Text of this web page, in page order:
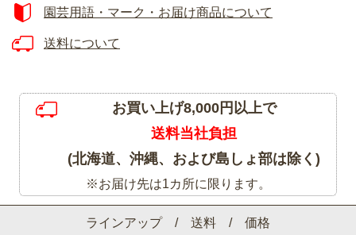
ラインアップ / 送料 / 価格
園芸用語・マーク・お届け商品について
送料について
お買い上げ8,000円以上で
送料当社負担
(北海道、沖縄、および島しょ部は除く)
※お届け先は1カ所に限ります。